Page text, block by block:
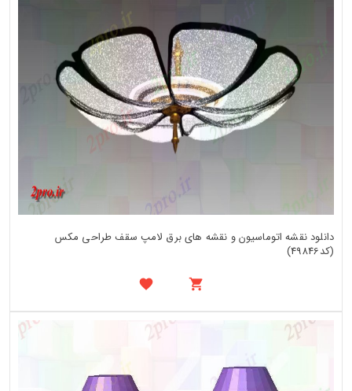
دانلود نقشه اتوماسیون و نقشه های برق لامپ سقف طراحی مکس
(کد49846)